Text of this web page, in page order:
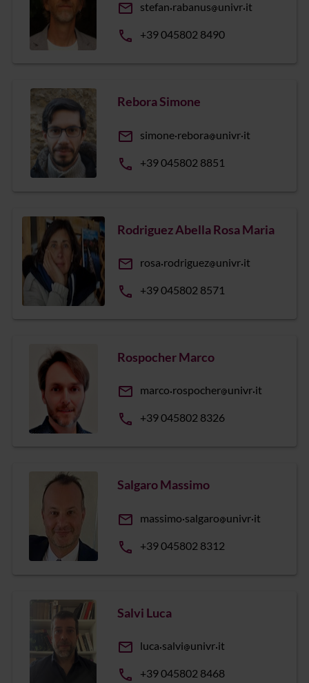
email stefan rabanus univr it
phone +39 045802 8490
Rebora Simone
email simone rebora univr it
phone +39 045802 8851
Rodriguez Abella Rosa Maria
email rosa rodriguez univr it
phone +39 045802 8571
Rospocher Marco
email marco rospocher univr it
phone +39 045802 8326
Salgaro Massimo
email massimo salgaro univr it
phone +39 045802 8312
Salvi Luca
email luca salvi univr it
phone +39 045802 8468